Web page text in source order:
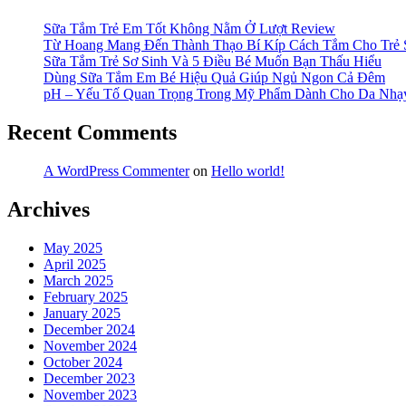
Sữa Tắm Trẻ Em Tốt Không Nằm Ở Lượt Review
Từ Hoang Mang Đến Thành Thạo Bí Kíp Cách Tắm Cho Trẻ
Sữa Tắm Trẻ Sơ Sinh Và 5 Điều Bé Muốn Bạn Thấu Hiểu
Dùng Sữa Tắm Em Bé Hiệu Quả Giúp Ngủ Ngon Cả Đêm
pH – Yếu Tố Quan Trọng Trong Mỹ Phẩm Dành Cho Da
Recent Comments
A WordPress Commenteron Hello world!
Archives
May 2025
April 2025
March 2025
February 2025
January 2025
December 2024
November 2024
October 2024
December 2023
November 2023